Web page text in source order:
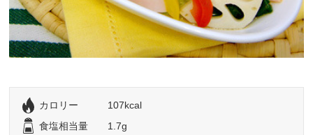
カロリー
107kcal
食塩相当量
1.7g